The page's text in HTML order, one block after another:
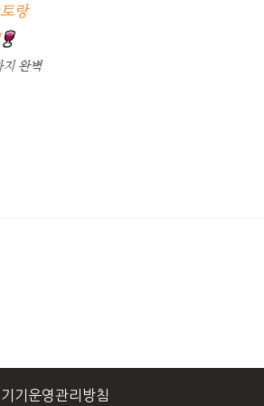
기운영관리방침